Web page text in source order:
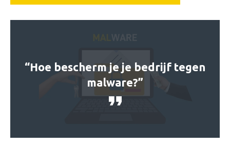
“Hoe bescherm je je bedrijf tegen
malware?”